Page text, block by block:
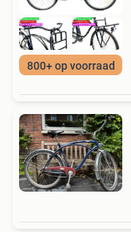
800+ op voorraad